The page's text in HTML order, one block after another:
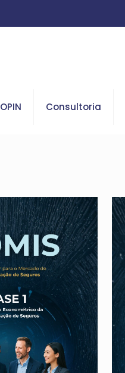
OPIN Consultoria